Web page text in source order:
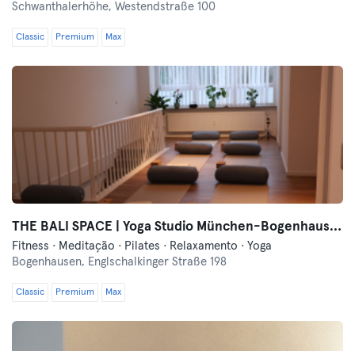
Schwanthalerhöhe, Westendstraße 100
Classic Premium Max
THE BALI SPACE | Yoga Studio München-Bogenhausen
Fitness · Meditação · Pilates · Relaxamento · Yoga
Bogenhausen, Englschalkinger Straße 198
Classic Premium Max